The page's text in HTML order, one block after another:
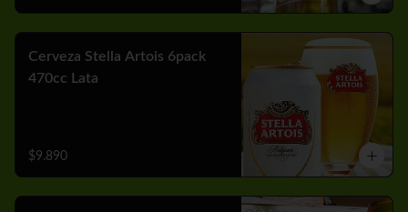
Cerveza Stella Artois 6pack
470cc Lata
$9.890